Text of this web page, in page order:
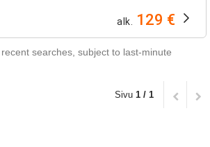
alk. 129 €
searches, subject to last-minute
Sivu 1 / 1